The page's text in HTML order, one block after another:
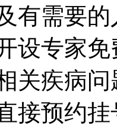
有需要
设专家
关疾病
接预约挂